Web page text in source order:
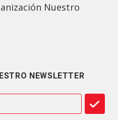
Nuestro
NEWSLETTER